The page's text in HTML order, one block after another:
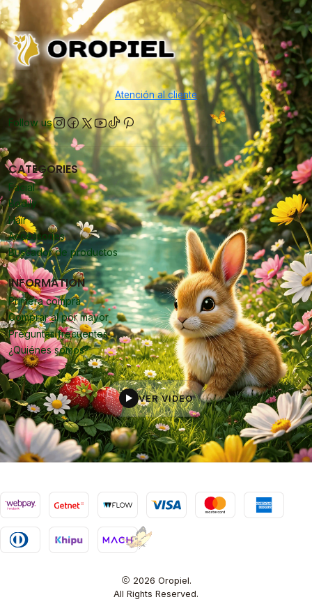
Atención al cliente
Follow us
CATEGORIES
Facial
Bodily
Hair
Accessories
Buscador de productos
INFORMATION
Primera compra
Comprar al por mayor
Preguntas frecuentes
¿Quiénes somos?
▶ VER VIDEO
2026 Oropiel.
All Rights Reserved.